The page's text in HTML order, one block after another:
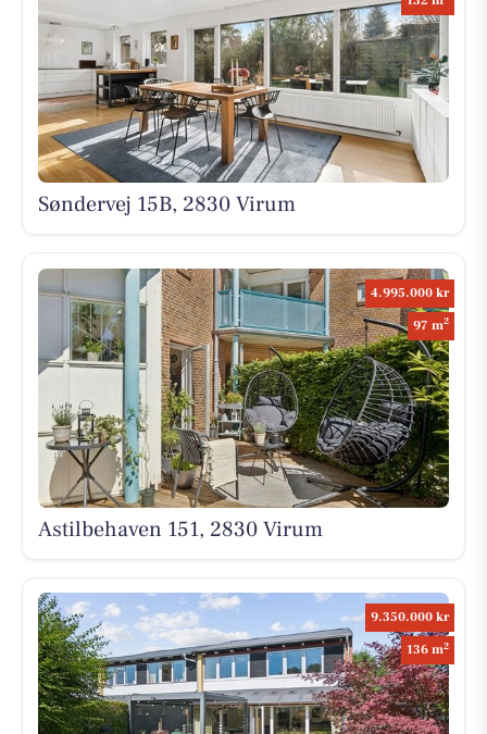
Søndervej 15B, 2830 Virum
4.995.000 kr
97 m2
Astilbehaven 151, 2830 Virum
9.350.000 kr
136 m2